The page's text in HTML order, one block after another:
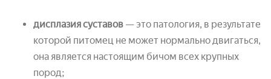
дисплазия суставов — это патология, в результате
которой питомец не может нормально двигаться,
она является настоящим бичом всех крупных
пород;